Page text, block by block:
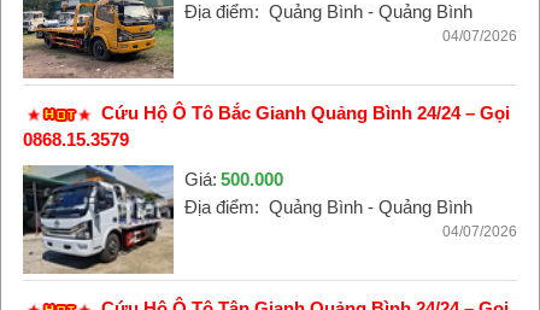
Địa điểm: Quảng Bình - Quảng Bình
04/07/2026
Cứu Hộ Ô Tô Bắc Gianh Quảng Bình 24/24 – Gọi
0868.15.3579
Giá: 500.000
Địa điểm: Quảng Bình - Quảng Bình
04/07/2026